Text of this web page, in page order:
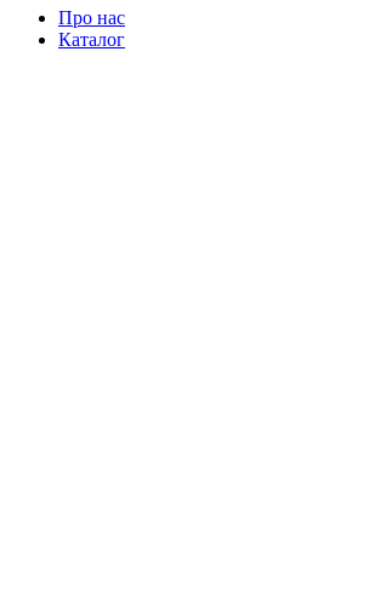
Про нас
Каталог